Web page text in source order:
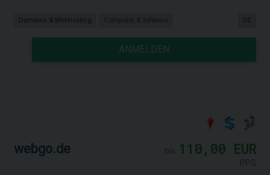
Domains & Webhosting Computer & Software DE
ANMELDEN
webgo.de 110,00 EUR